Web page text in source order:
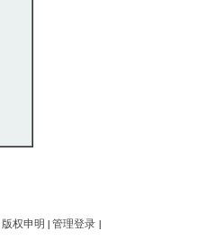
版权申明 |管理登录|